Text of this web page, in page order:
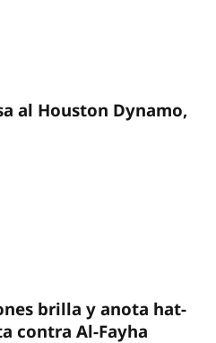
al Houston Dynamo,
brilla y anota hat-
contra Al-Fayha